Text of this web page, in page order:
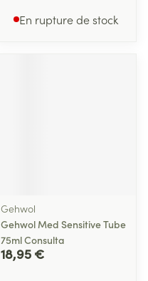
En rupture de stock
Gehwol
Gehwol Med Sensitive Tube
75ml Consulta
18,95 €